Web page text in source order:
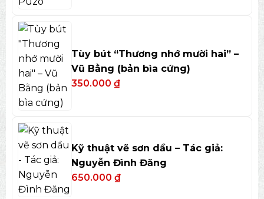
Tùy bút “Thương nhớ mười hai” –
Vũ Bằng (bản bìa cứng)
350.000 ₫
Kỹ thuật vẽ sơn dầu – Tác giả:
Nguyễn Đình Đăng
650.000 ₫